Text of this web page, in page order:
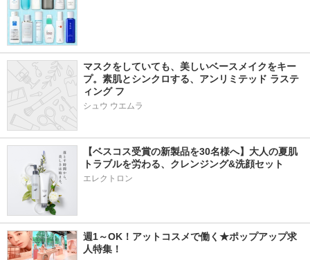
マスクをしていても、美しいベースメイクをキー
プ。素肌とシンクロする、アンリミテッド ラステ
ィング フ
シュウ ウエムラ
【ベスコス受賞の新製品を30名様へ】大人の夏肌
トラブルを労わる、クレンジング&洗顔セット
エレクトロン
週1～OK！アットコスメで働く★ポップアップ求
人特集！